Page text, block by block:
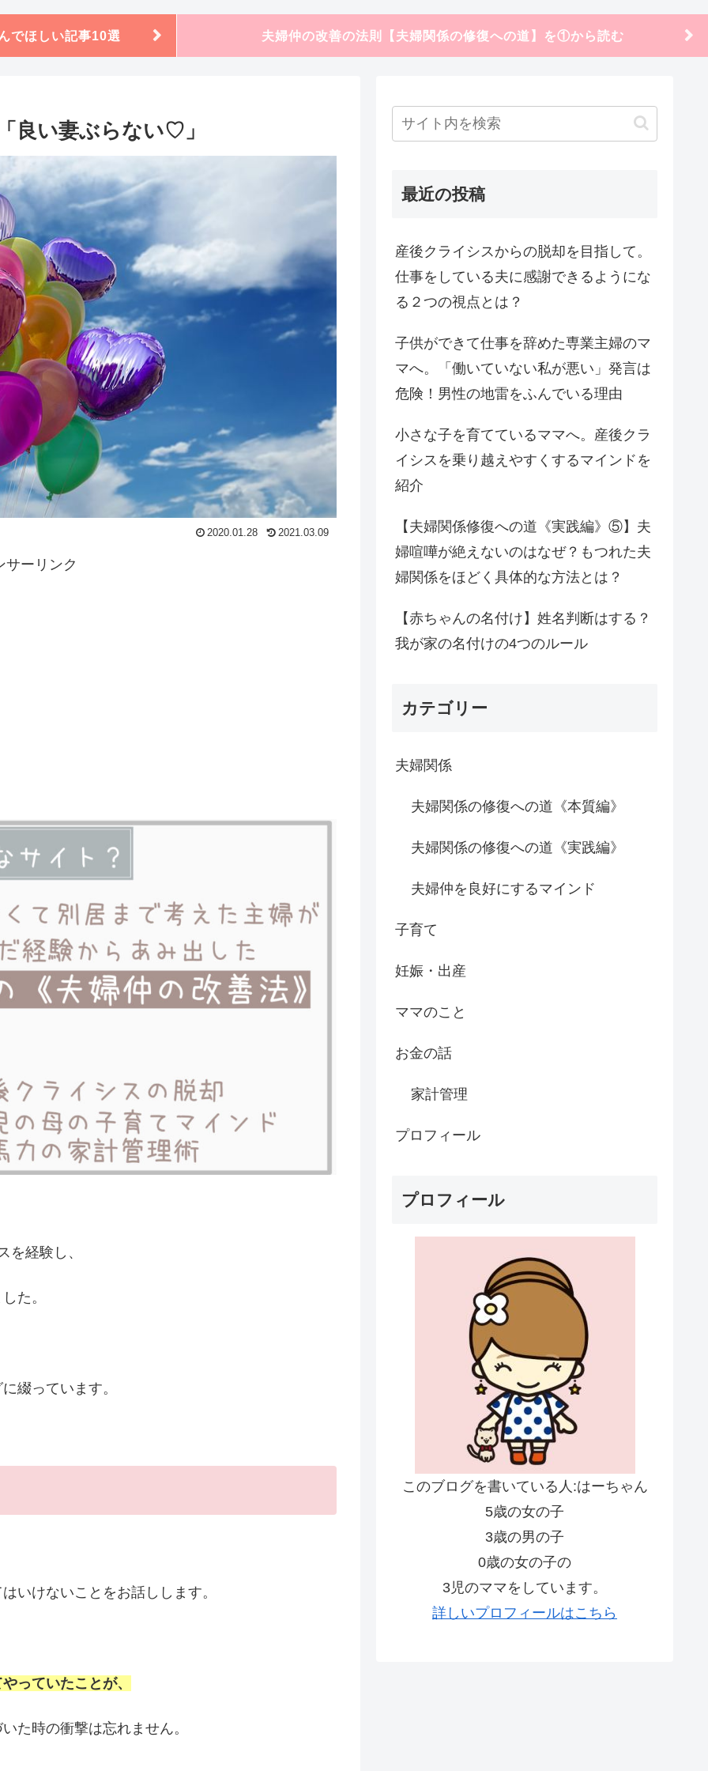
でほしい記事10選 夫婦仲の改善の法則【夫婦関係の修復への道】を①から読む
良い妻ぶらない♡」
2020.01.28 2021.03.09
サーリンク
を経験し、
た。
綴っています。
いけないことをお話しします。
っていたことが、
た時の衝撃は忘れません。
最近の投稿
産後クライシスからの脱却を目指して。
仕事をしている夫に感謝できるようにな
る２つの視点とは？
子供ができて仕事を辞めた専業主婦のマ
マへ。「働いていない私が悪い」発言は
危険！男性の地雷をふんでいる理由
小さな子を育てているママへ。産後クラ
イシスを乗り越えやすくするマインドを
紹介
【夫婦関係修復への道《実践編》⑤】夫
婦喧嘩が絶えないのはなぜ？もつれた夫
婦関係をほどく具体的な方法とは？
【赤ちゃんの名付け】姓名判断はする？
我が家の名付けの4つのルール
カテゴリー
夫婦関係
夫婦関係の修復への道《本質編》
夫婦関係の修復への道《実践編》
夫婦仲を良好にするマインド
子育て
妊娠・出産
ママのこと
お金の話
家計管理
プロフィール
プロフィール
このブログを書いている人:はーちゃん
5歳の女の子
3歳の男の子
0歳の女の子の
3児のママをしています。
詳しいプロフィールはこちら